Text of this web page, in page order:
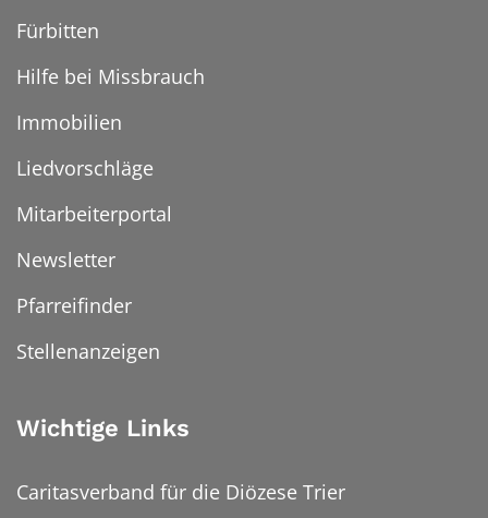
Fürbitten
Hilfe bei Missbrauch
Immobilien
Liedvorschläge
Mitarbeiterportal
Newsletter
Pfarreifinder
Stellenanzeigen
Wichtige Links
Caritasverband für die Diözese Trier